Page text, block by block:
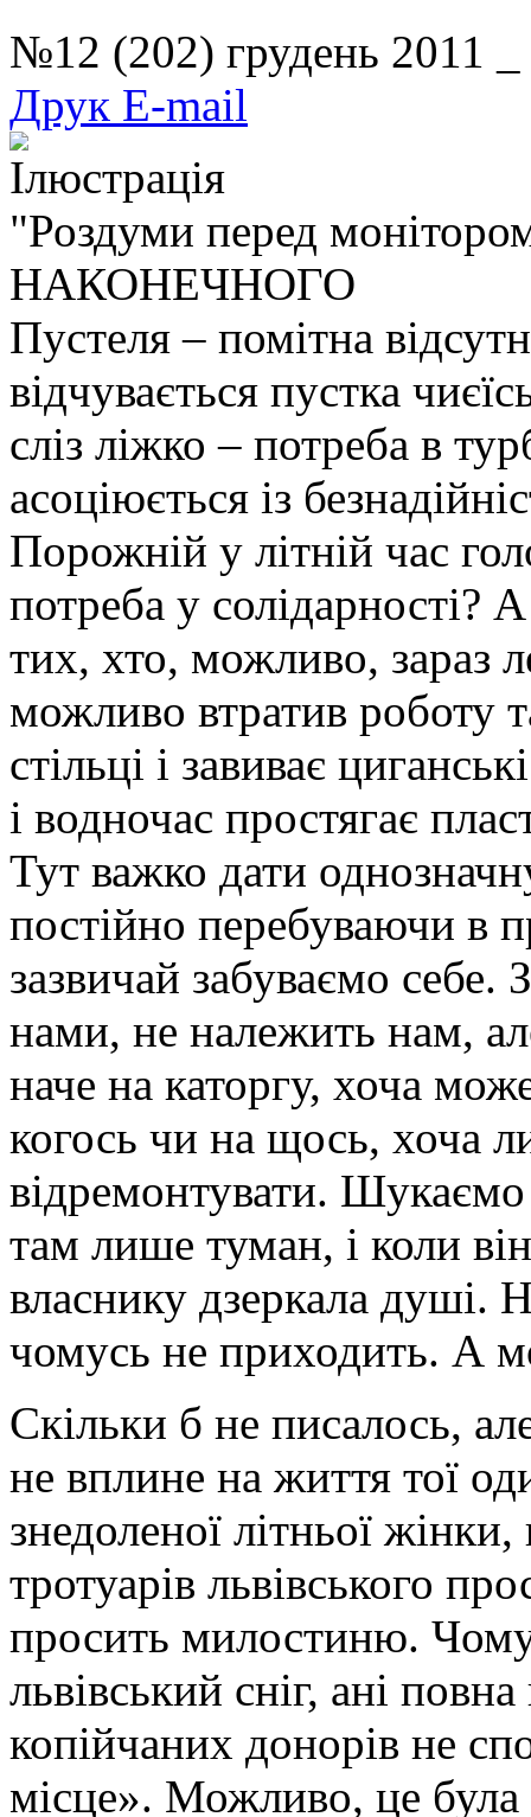
№12 (202) грудень
Друк E-mail
Ілюстрація
"Роздуми перед
НАКОНЕЧНОГО
Пустеля – помітна
відчувається пустка
сліз ліжко – потреба в
асоціюється із
Порожній у літній час
потреба у солідарності?
тих, хто, можливо, зараз
можливо втратив роботу
стільці і завиває
і водночас простягає
Тут важко дати
постійно перебуваючи в
зазвичай забуваємо
нами, не належить нам,
наче на каторгу, хоча
когось чи на щось, хоча
відремонтувати.
там лише туман, і коли
власнику дзеркала душі.
чомусь не приходить. А
Скільки б не писалось,
не вплине на життя тої
знедоленої літньої
тротуарів львівського
просить милостиню.
львівський сніг, ані
копійчаних донорів не
місце». Можливо, це була